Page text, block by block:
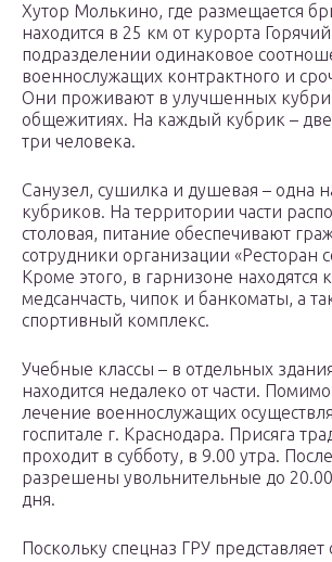
Хутор Молькино, где размещается
находится в 25 км от курорта
подразделении одинаковое
военнослужащих контрактного и
Они проживают в улучшенных
общежитиях. На каждый кубрик –
три человека.
Санузел, сушилка и душевая – одна
кубриков. На территории части
столовая, питание обеспечивают
сотрудники организации «Ресторан
Кроме этого, в гарнизоне находятся
медсанчасть, чипок и банкоматы, а
спортивный комплекс.
Учебные классы – в отдельных
находится недалеко от части.
лечение военнослужащих
госпитале г. Краснодара. Присяга
проходит в субботу, в 9.00 утра.
разрешены увольнительные до
дня.
Поскольку спецназ ГРУ представляет